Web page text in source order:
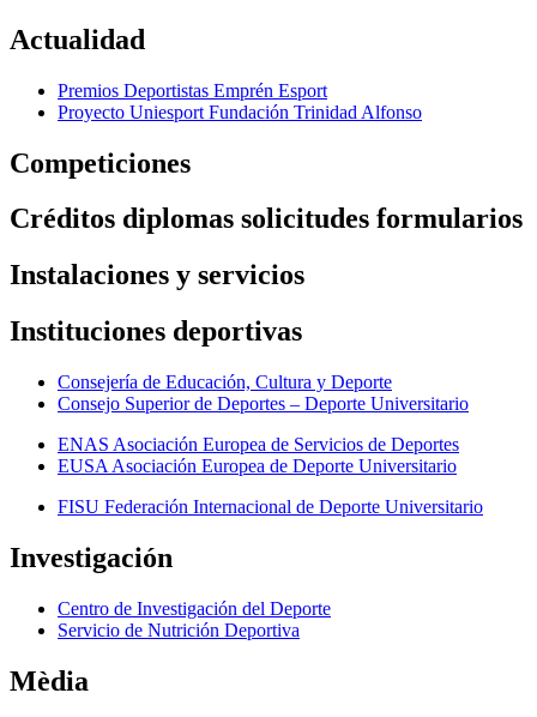
Actualidad
Premios Deportistas Emprén Esport
Proyecto Uniesport Fundación Trinidad Alfonso
Competiciones
Créditos diplomas solicitudes formularios
Instalaciones y servicios
Instituciones deportivas
Consejería de Educación, Cultura y Deporte
Consejo Superior de Deportes – Deporte Universitario
ENAS Asociación Europea de Servicios de Deportes
EUSA Asociación Europea de Deporte Universitario
FISU Federación Internacional de Deporte Universitario
Investigación
Centro de Investigación del Deporte
Servicio de Nutrición Deportiva
Mèdia